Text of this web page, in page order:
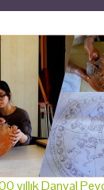
yıllık Danyal